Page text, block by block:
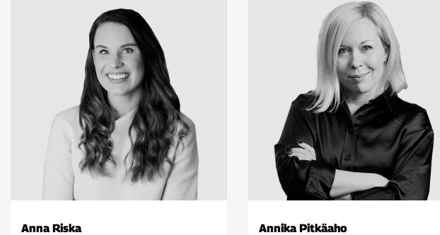
Anna Riska Annika Pitkäaho